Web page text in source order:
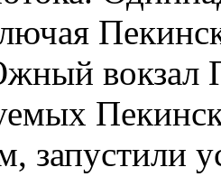
вокзал
запустили